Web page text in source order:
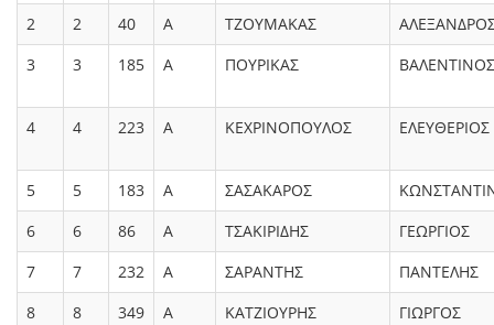
2 2 40 Α ΤΖΟΥΜΑΚΑΣ
3
3 185 Α ΠΟΥΡΙΚΑΣ ΒΑΛΕΝΤΙΝΟΣ
4 4 223 Α ΚΕΧΡΙΝΟΠΟΥΛΟΣ ΕΛΕΥΘΕΡΙΟΣ
5 5 183 Α ΣΑΣΑΚΑΡΟΣ
6
6 86 Α ΤΣΑΚΙΡΙΔΗΣ
ΓΕΩΡΓΙΟΣ
7
7 232 Α ΣΑΡΑΝΤΗΣ
ΠΑΝΤΕΛΗΣ
8
8 349 Α ΚΑΤΖΙΟΥΡΗΣ
ΓΙΩΡΓΟΣ